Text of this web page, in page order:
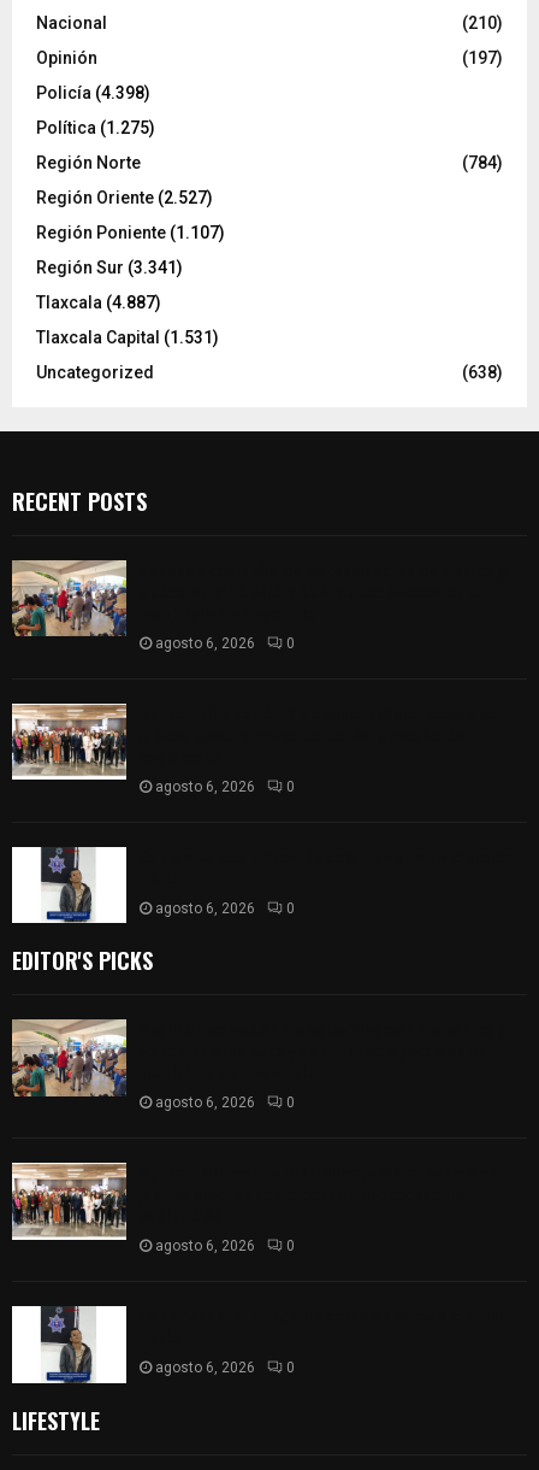
Nacional
(210)
Opinión
(197)
Policía (4.398)
Política (1.275)
Región Norte
(784)
Región Oriente (2.527)
Región Poniente (1.107)
Región Sur (3.341)
Tlaxcala (4.887)
Tlaxcala Capital (1.531)
Uncategorized
(638)
RECENT POSTS
agosto 6, 2026 0
agosto 6, 2026 0
agosto 6, 2026 0
EDITOR'S PICKS
agosto 6, 2026 0
agosto 6, 2026 0
agosto 6, 2026 0
LIFESTYLE